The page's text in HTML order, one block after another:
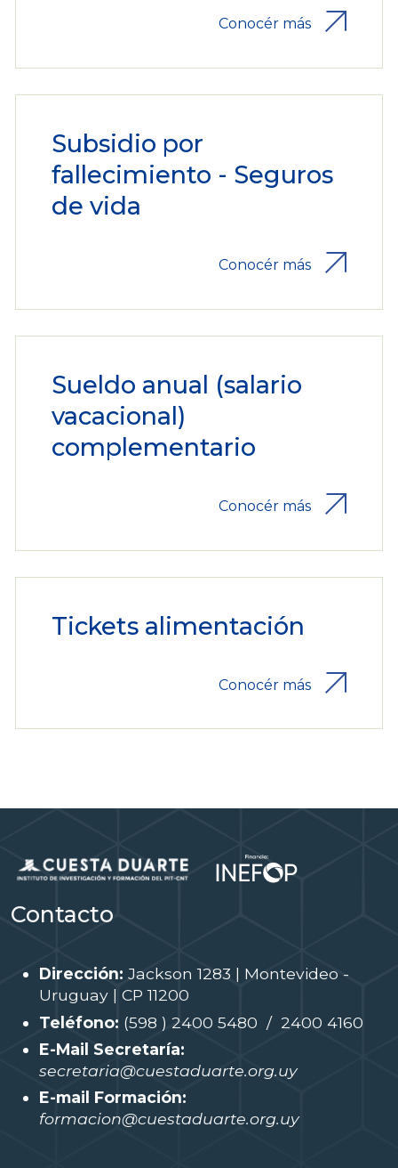
Conocér más
Subsidio por
fallecimiento - Seguros
de vida
Conocér más
Sueldo anual (salario
vacacional)
complementario
Conocér más
Tickets alimentación
Conocér más
Contacto
Dirección: Jackson 1283 | Montevideo -
Uruguay | CP 11200
Teléfono: (598 ) 2400 5480 / 2400 4160
E-Mail Secretaría:
secretaria@cuestaduarte.org.uy
E-mail Formación:
formacion@cuestaduarte.org.uy